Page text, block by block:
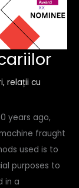
, relații cu
years ago,
fraught
used is to
purposes to
in a